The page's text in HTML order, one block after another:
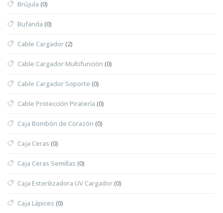
Brújula (0)
Bufanda (0)
Cable Cargador(2)
Cable Cargador Multifunción (0)
Cable Cargador Soporte (0)
Cable Protección Piratería (0)
Caja Bombón de Corazón (0)
Caja Ceras (0)
Caja Ceras Semillas (0)
Caja Esterilizadora UV Cargador(0)
Caja Lápices (0)